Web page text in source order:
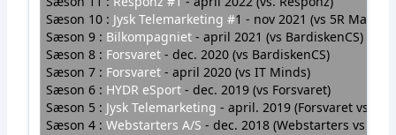
Sæson 10 : Jysk Telemarketing #1 - nov 2021 (vs 5R
Sæson 9 : Bilkompagniet - april 2021 (vs BardiskenCS)
Sæson 8 : Forsvaret- dec. 2020 (vs BardiskenCS)
Sæson 7 : Forsvaret - april 2020 (vs IT Minds)
Sæson 6 : HYDR eSport - dec. 2019 (vs Forsvaret)
Sæson 5 : Jysk Telemarketing - april. 2019
Sæson 4 : Webstarters A/S - dec. 2018 (Webstarters vs